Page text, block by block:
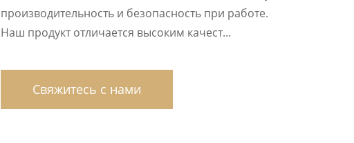
производительность и безопасность при работе.
Наш продукт отличается высоким качест...
Свяжитесь с нами